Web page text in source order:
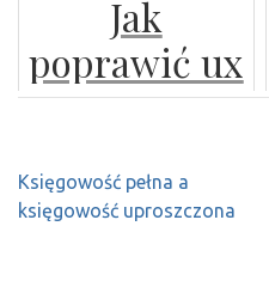
zdolność
kredytową w
5 prostych
Jak
poprawić ux
koszyka
Nawigacja
wpisu
Księgowość pełna a
księgowość uproszczona